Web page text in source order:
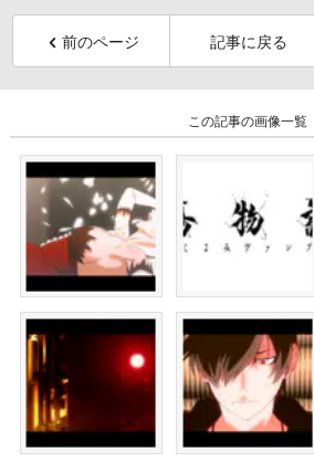
前のページ 記事に戻る
この記事の画像一覧